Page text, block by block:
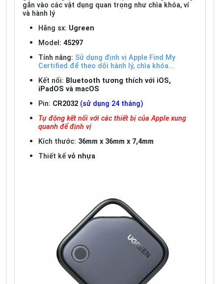
gắn vào các vật dụng quan trọng như chìa khóa, ví
và hành lý
Hãng sx: Ugreen
Model: 45297
Tính năng: Sử dụng định vị Apple Find My
Certified để theo dõi hành lý, chìa khóa...
Kết nối: Bluetooth tương thích với iOS,
iPadOS và macOS
Pin: CR2032 (sử dụng 24 tháng)
Tự động kết nối với các thiết bị của Apple xung
quanh để định vị
Kích thước: 36mm x 36mm x 7,4mm
Thiết kế vỏ nhựa